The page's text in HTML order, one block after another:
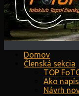
Domov
Členská sekcia
TOP
Ako
Návrh